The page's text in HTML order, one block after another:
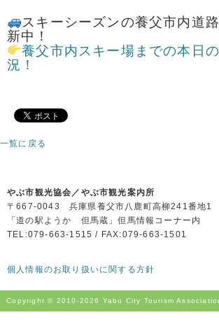
スキーシーズンの養父市内道
新中！
養父市内スキー場までの本日の
況！
一覧に戻る
やぶ市観光協会／やぶ市観光案内所
〒667-0043 兵庫県養父市八鹿町高柳241番地1
「道の駅ようか 但馬蔵」但馬情報コーナー内
TEL:079-663-1515 / FAX:079-663-1501
個人情報のお取り扱いに関する方針
Copyright © 2010-2026 Yabu City Tourism